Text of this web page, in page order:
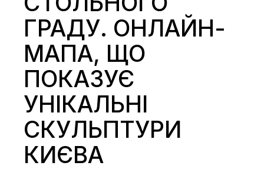
ГРАДУ. ОНЛАЙН-
МАПА, ЩО
ПОКАЗУЄ
УНІКАЛЬНІ
СКУЛЬПТУРИ
КИЄВА